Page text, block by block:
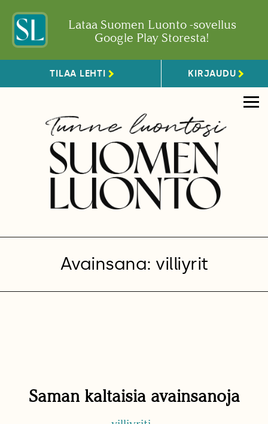
Lataa Suomen Luonto -sovellus
Google Play Storesta!
TILAA LEHTI KIRJAUDU
Avainsana: villiyrit
Saman kaltaisia avainsanoja